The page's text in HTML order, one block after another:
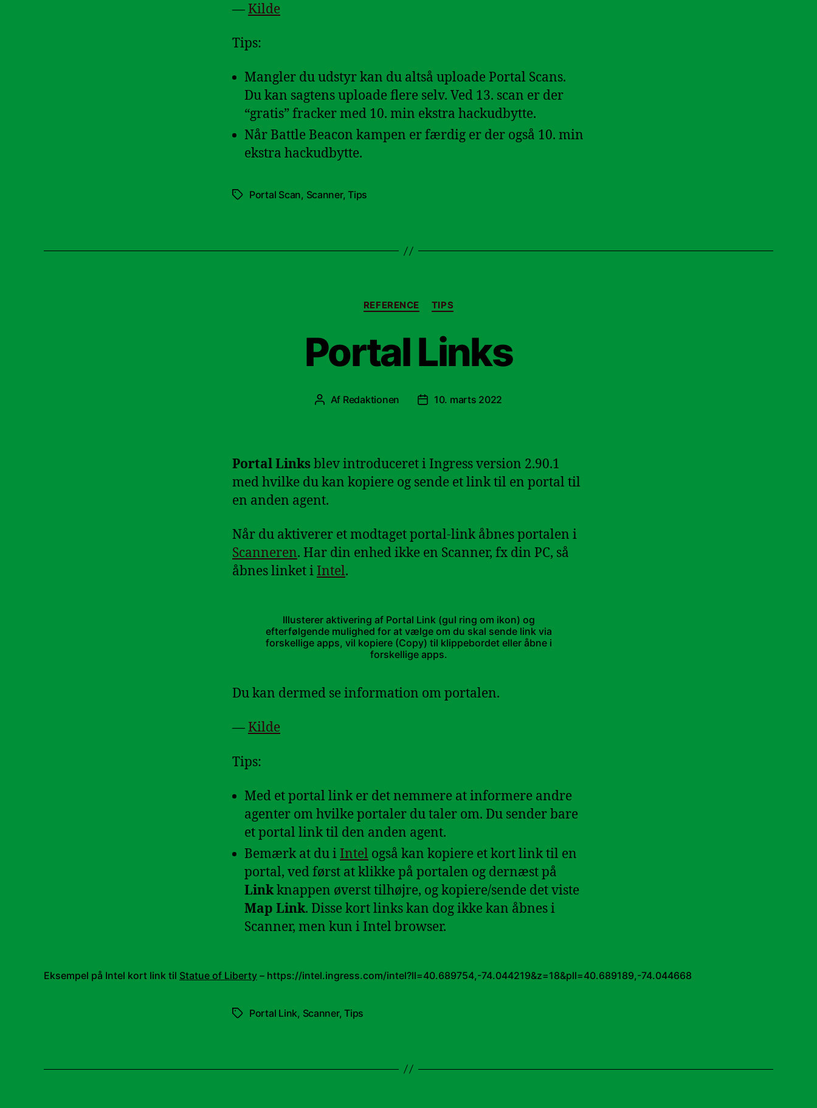
—Kilde
Tips:
Mangler du udstyr kan du altså uploade Portal Scans.
Du kan sagtens uploade flere selv. Ved 13. scan er der
“gratis” fracker med 10. min ekstra hackudbytte.
Når Battle Beacon kampen er færdig er der også 10. min
ekstra hackudbytte.
TagsPortal Scan, Scanner,Tips
Kategorier
REFERENCE TIPS
Portal Links
Indlægsforfatter
Af Redaktionen Indlægsdato
10. marts 2022
Portal Linksblev introduceret i Ingress version 2.90.1
med hvilke du kan kopiere og sende et link til en portal til
en anden agent.
Når du aktiverer et modtaget portal-link åbnes portalen i
Scanneren. Har din enhed ikke en Scanner, fx din PC, så
åbnes linket iIntel.
Illusterer aktivering af Portal Link (gul ring om ikon) og
efterfølgende mulighed for at vælge om du skal sende link via
forskellige apps, vil kopiere (Copy) til klippebordet eller åbne i
forskellige apps.
Du kan dermed se information om portalen.
—Kilde
Tips:
Med et portal link er det nemmere at informere andre
agenter om hvilke portaler du taler om. Du sender bare
et portal link til den anden agent.
Bemærk at du iIntel også kan kopiere et kort link til en
portal, ved først at klikke på portalen og dernæst på
Linkknappen øverst tilhøjre, og kopiere/sende det viste
Map Link. Disse kort links kan dog ikke kan åbnes i
Scanner, men kun i Intel browser.
Eksempel på Intel kort link til Statue of Liberty – https://intel.ingress.com/intel?ll=40.689754,-74.044219&z=18&pll=40.689189,-74.044668
TagsPortal Link, Scanner,Tips